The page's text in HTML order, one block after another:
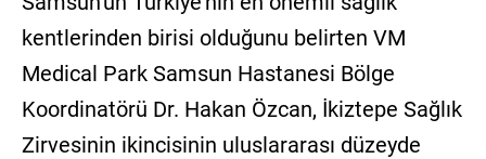
kentlerinden birisi olduğunu belirten VM
Medical Park Samsun Hastanesi Bölge
Koordinatörü Dr. Hakan Özcan, İkiztepe Sağlık
Zirvesinin ikincisinin uluslararası düzeyde